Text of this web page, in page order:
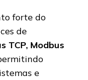
forte do
de
TCP, Modbus
e